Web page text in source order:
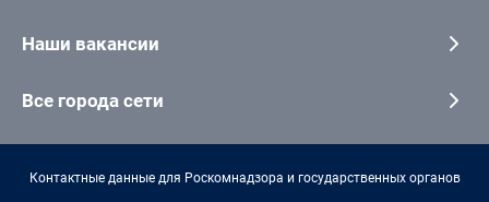
Наши вакансии
Все города сети
Контактные данные для Роскомнадзора и государственных органов